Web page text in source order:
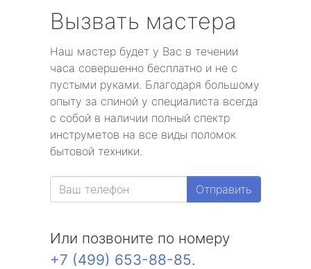
Вызвать мастера
Наш мастер будет у Вас в течении
часа совершенно бесплатно и не с
пустыми руками. Благодаря большому
опыту за спиной у специалиста всегда
с собой в наличии полный спектр
инструметов на все виды поломок
бытовой техники.
Отправить
Или позвоните по номеру
+7 (499) 653-88-85.